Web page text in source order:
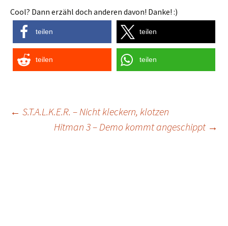
Cool? Dann erzähl doch anderen davon! Danke! :)
teilen teilen
teilen teilen
Post
← S.T.A.L.K.E.R. – Nicht kleckern, klotzen
Hitman 3 – Demo kommt angeschippt →